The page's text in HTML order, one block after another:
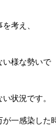
考え、
い様な勢いで
状況です。
一感染した